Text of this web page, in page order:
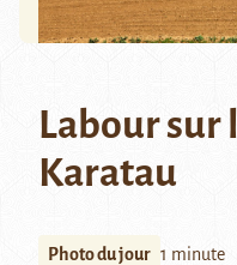
Labour sur
Karatau
Photo du jour 1 minute